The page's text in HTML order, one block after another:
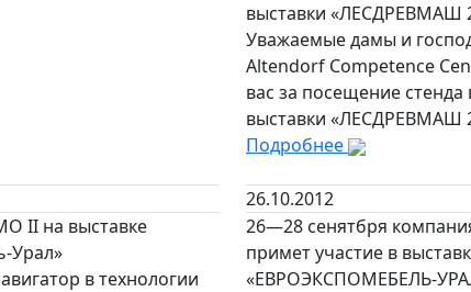
выставки «ЛЕСДРЕВМАШ
Уважаемые дамы и
Altendorf Competence
вас за посещение стенда
выставки «ЛЕСДРЕВМАШ
Подробнее
26.10.2012
II на выставке
Урал»
в технологии
26—28 сенятбря
примет участие в
«ЕВРОЭКСПОМЕБЕЛЬ-